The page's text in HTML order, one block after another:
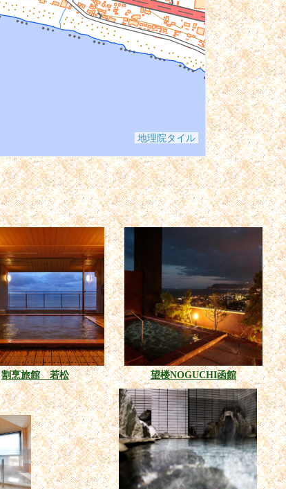
割烹旅館 若松 望楼NOGUCHI函館